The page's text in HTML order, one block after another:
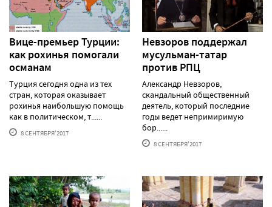
Вице-премьер Турции:
как рохинья помогали
османам
Турция сегодня одна из тех
стран, которая оказывает
рохинья наибольшую помощь
как в политическом, т......
8 СЕНТЯБРЯ'2017
Невзоров поддержал
мусульман-татар
против РПЦ
Александр Невзоров,
скандальный общественный
деятель, который последние
годы ведет непримиримую
бор......
8 СЕНТЯБРЯ'2017